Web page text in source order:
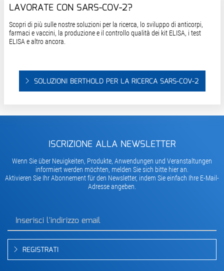
LAVORATE CON SARS-COV-2?
Scopri di più sulle nostre soluzioni per la ricerca, lo sviluppo di anticorpi,
farmaci e vaccini, la produzione e il controllo qualità dei kit ELISA, i test
ELISA e altro ancora.
SOLUZIONI BERTHOLD PER LA RICERCA SARS-COV-2
ISCRIZIONE ALLA NEWSLETTER
Wenn Sie über Neuigkeiten, Produkte, Anwendungen und Veranstaltungen
informiert werden möchten, melden Sie sich bitte hier an.
Aktivieren Sie Ihr Abonnement für den Newsletter, indem Sie einfach Ihre E-Mail-
Adresse angeben.
REGISTRATI